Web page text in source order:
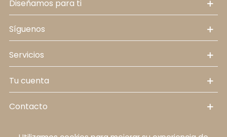
diseñamos para ti
síguenos
servicios
tu cuenta
contacto